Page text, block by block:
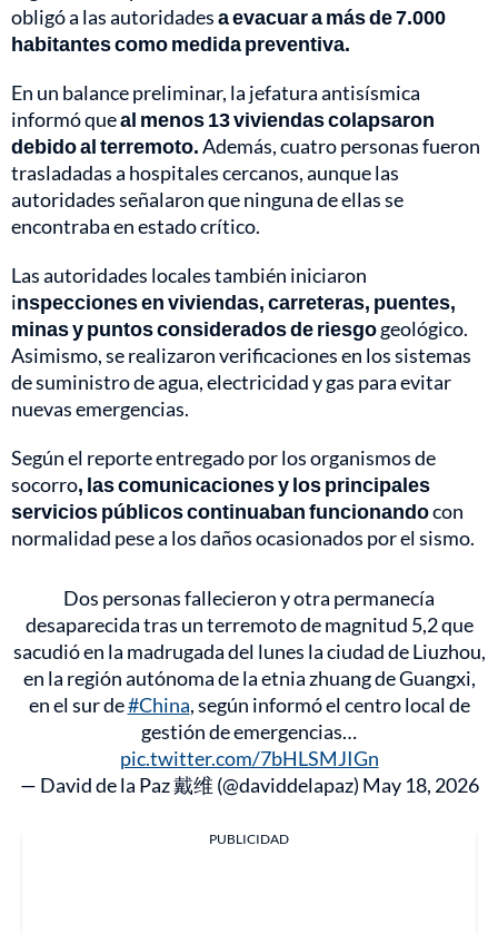
obligó a las autoridadesa evacuar a más de 7.000
habitantes como medida preventiva.
En un balance preliminar, la jefatura antisísmica
informó queal menos 13 viviendas colapsaron
debido al terremoto.Además, cuatro personas fueron
trasladadas a hospitales cercanos, aunque las
autoridades señalaron que ninguna de ellas se
encontraba en estado crítico.
Las autoridades locales también iniciaron
inspecciones en viviendas, carreteras, puentes,
minas y puntos considerados de riesgogeológico.
Asimismo, se realizaron verificaciones en los sistemas
de suministro de agua, electricidad y gas para evitar
nuevas emergencias.
Según el reporte entregado por los organismos de
socorro, las comunicaciones y los principales
servicios públicos continuaban funcionandocon
normalidad pese a los daños ocasionados por el sismo.
Dos personas fallecieron y otra permanecía
desaparecida tras un terremoto de magnitud 5,2 que
sacudió en la madrugada del lunes la ciudad de Liuzhou,
en la región autónoma de la etnia zhuang de Guangxi,
en el sur de#China, según informó el centro local de
gestión de emergencias…
pic.twitter.com/7bHLSMJIGn
— David de la Paz 戴维 (@daviddelapaz) May 18, 2026
PUBLICIDAD